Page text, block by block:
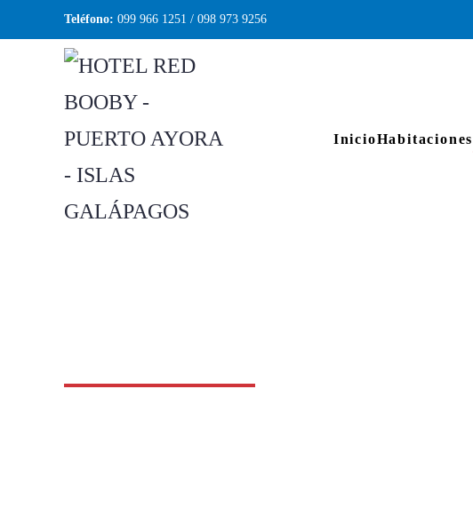
Skip to main content
Teléfono: 099 966 1251 / 098 973 9256
InicioHabitaciones